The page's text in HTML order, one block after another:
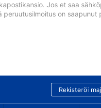
Jos et saa
peruutusilmoitus on saapunut
Rekisteröi